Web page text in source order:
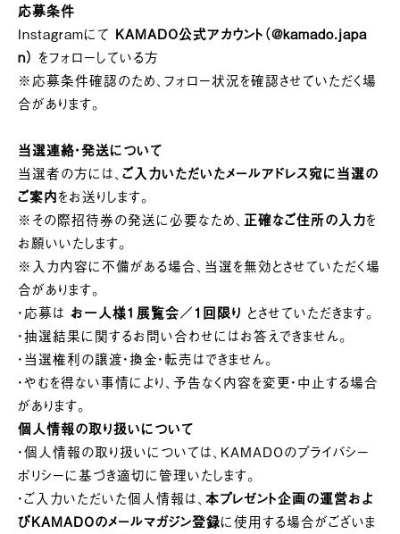
応募条件
Instagramにて KAMADO公式アカウント（@kamado.japa
n） をフォローしている方
※応募条件確認のため、フォロー状況を確認させていただく場
合があります。
当選連絡・発送について
当選者の方には、 ご入力いただいたメールアドレス宛に当選の
ご案内をお送りします。
※その際招待券の発送に必要なため、 正確なご住所の入力を
お願いいたします。
※入力内容に不備がある場合、当選を無効とさせていただく場
合があります。
・応募は お一人様１展覧会／1回限り とさせていただきます。
・抽選結果に関するお問い合わせにはお答えできません。
・当選権利の譲渡・換金・転売はできません。
・やむを得ない事情により、予告なく内容を変更・中止する場合
があります。
個人情報の取り扱いについて
・個人情報の取り扱いについては、KAMADOのプライバシー
ポリシーに基づき適切に管理いたします。
・ご入力いただいた個人情報は、 本プレゼント企画の運営およ
びKAMADOのメールマガジン登録に使用する場合がございま